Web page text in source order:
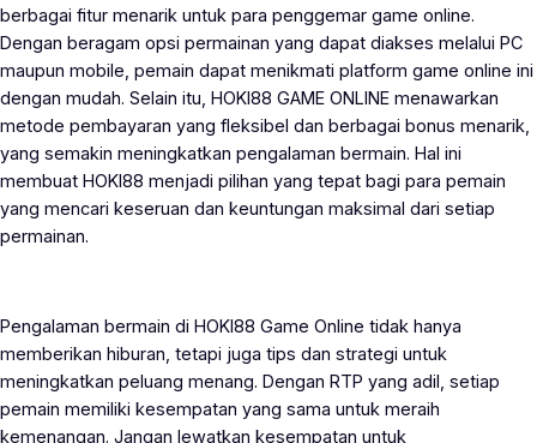
berbagai fitur menarik untuk para penggemar game online.
Dengan beragam opsi permainan yang dapat diakses melalui PC
maupun mobile, pemain dapat menikmati platform game online ini
dengan mudah. Selain itu, HOKI88 GAME ONLINE menawarkan
metode pembayaran yang fleksibel dan berbagai bonus menarik,
yang semakin meningkatkan pengalaman bermain. Hal ini
membuat HOKI88 menjadi pilihan yang tepat bagi para pemain
yang mencari keseruan dan keuntungan maksimal dari setiap
permainan.
Pengalaman bermain di HOKI88 Game Online tidak hanya
memberikan hiburan, tetapi juga tips dan strategi untuk
meningkatkan peluang menang. Dengan RTP yang adil, setiap
pemain memiliki kesempatan yang sama untuk meraih
kemenangan. Jangan lewatkan kesempatan untuk